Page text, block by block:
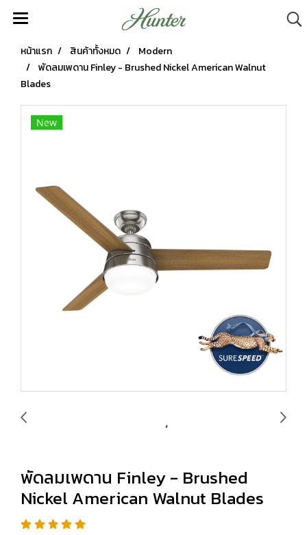
หน้าแรก สินค้าทั้งหมด
Modern
พัดลมเพดาน Finley - Brushed Nickel American Walnut
Blades
New
พัดลมเพดาน Finley - Brushed
Nickel American Walnut Blades